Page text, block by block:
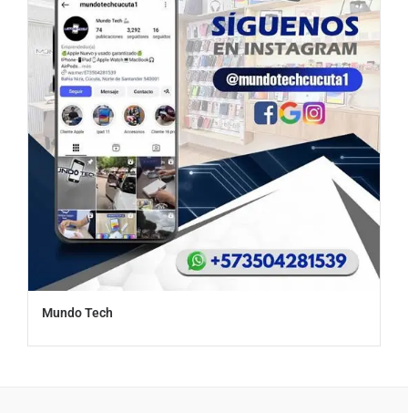
Mundo Tech